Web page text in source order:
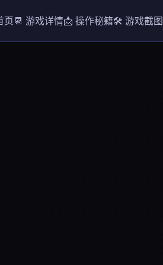
页📆 游戏详情📩 操作秘籍🛠️ 游戏截图